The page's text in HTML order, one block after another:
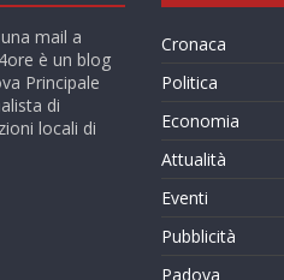
mail a
è un blog
Principale
di
locali di
Cronaca
Politica
Economia
Attualità
Eventi
Pubblicità
Padova